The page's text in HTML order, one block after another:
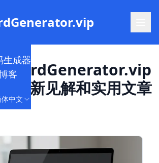
生成器
客
中文
最新见解和实用文章